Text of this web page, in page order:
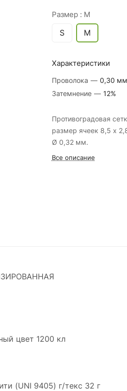
Размер : M
S M
Характеристики
Проволока — 0,30
Затемнение — 12%
Противоградовая
размер ячеек 8,5 x
Ø 0,32 мм.
Все описание
цвет 1200 кл
(UNI 9405) г/текс 32 г